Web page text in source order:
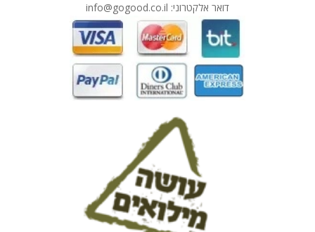
דואר אלקטרוני: info@gogood.co.il